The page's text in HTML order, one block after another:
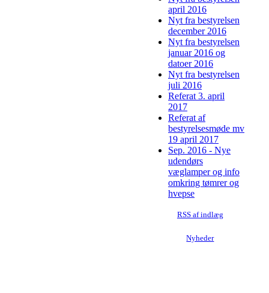
april 2016
Nyt fra bestyrelsen
december 2016
Nyt fra bestyrelsen
januar 2016 og
datoer 2016
Nyt fra bestyrelsen
juli 2016
Referat 3. april
2017
Referat af
bestyrelsesmøde mv
19 april 2017
Sep. 2016 - Nye
udendørs
væglamper og info
omkring tømrer og
hvepse
RSS af indlæg
Nyheder